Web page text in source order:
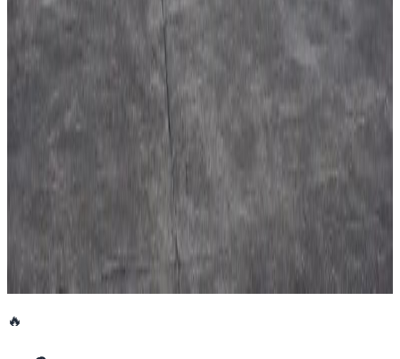
देशभर तनाव बढिरहेका बेला ९ प्रमुख राजनीतिक
दलहरूको संयुक्त अपिल
२०२६ जुलाई ३०
प्रधानमन्त्री शाहलाई भारतको औपचारिक भ्रमण निम्तो
२०२६ जुलाई २९
बुद्ध एयरले भित्र्यायो नयाँ एटीआर-७२-६०० विमान
२०२६ जुलाई २९
🔥